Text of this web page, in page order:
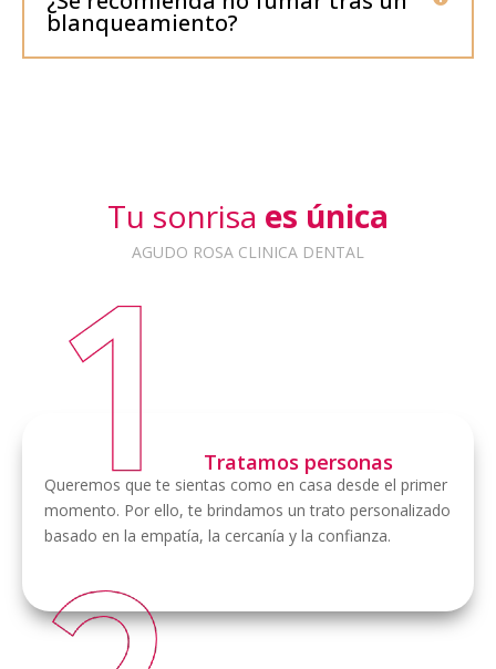
blanqueamiento?
Tu sonrisa es única
AGUDO ROSA CLINICA DENTAL
Tratamos personas
Queremos que te sientas como en casa desde el primer
momento. Por ello, te brindamos un trato personalizado
basado en la empatía, la cercanía y la confianza.